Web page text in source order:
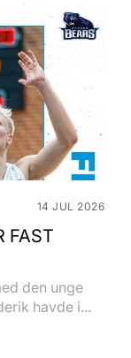
14 JUL 2026
FAST
den unge
havde i...